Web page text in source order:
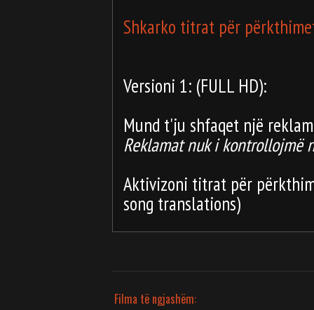
Shkarko titrat për
Versioni 1: (FULL HD):
Mund t'ju shfaqet një
Reklamat nuk i kontrollojmë
Aktivizoni titrat për
song translations)
Filma të ngjashëm: